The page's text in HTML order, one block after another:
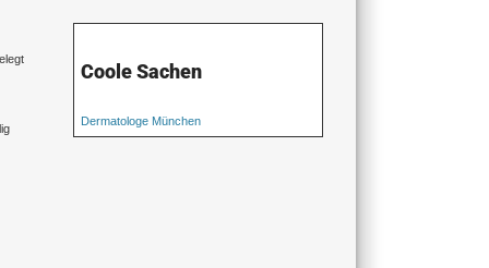
Coole Sachen
Dermatologe München